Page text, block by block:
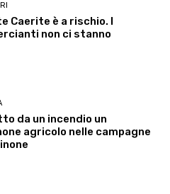
Caerite è a rischio. I
non ci stanno
da un incendio un
agricolo nelle campagne